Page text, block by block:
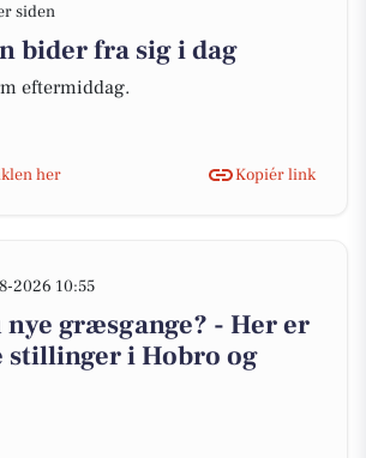
siden
bider fra sig i dag
eftermiddag.
her
Kopiér link
2026 10:55
nye græsgange? - Her er
stillinger i Hobro og